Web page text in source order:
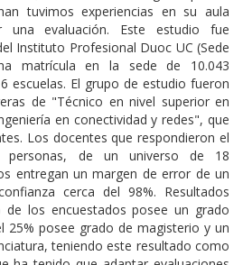
tuvimos experiencias en su aula
una evaluación. Este estudio fue
Instituto Profesional Duoc UC (Sede
matrícula en la sede de 10.043
escuelas. El grupo de estudio fueron
de "Técnico en nivel superior en
en conectividad y redes", que
Los docentes que respondieron el
personas, de un universo de 18
entregan un margen de error de un
cerca del 98%. Resultados
de los encuestados posee un grado
25% posee grado de magisterio y un
teniendo este resultado como